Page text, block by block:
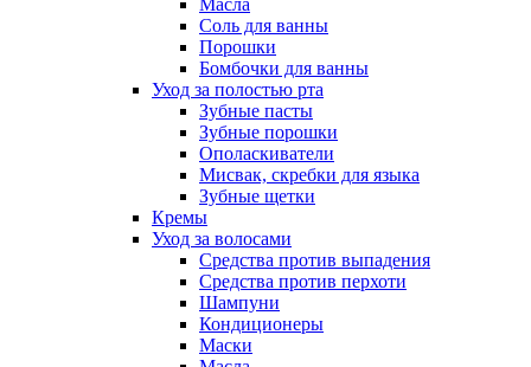
Масла
Соль для ванны
Порошки
Бомбочки для ванны
Уход за полостью рта
Зубные пасты
Зубные порошки
Ополаскиватели
Мисвак, скребки для языка
Зубные щетки
Кремы
Уход за волосами
Средства против выпадения
Средства против перхоти
Шампуни
Кондиционеры
Маски